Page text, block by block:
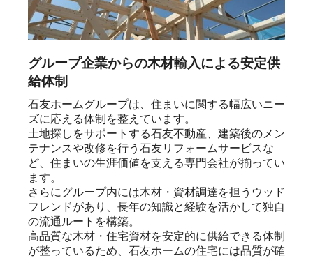
グループ企業からの木材輸入による安定供
給体制
石友ホームグループは、住まいに関する幅広いニー
ズに応える体制を整えています。
土地探しをサポートする石友不動産、建築後のメン
テナンスや改修を行う石友リフォームサービスな
ど、住まいの生涯価値を支える専門会社が揃ってい
ます。
さらにグループ内には木材・資材調達を担うウッド
フレンドがあり、長年の知識と経験を活かして独自
の流通ルートを構築。
高品質な木材・住宅資材を安定的に供給できる体制
が整っているため、石友ホームの住宅には品質が確